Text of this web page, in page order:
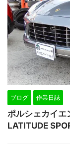
ブログ 作業日誌
ポルシェカイエ
LATITUDE